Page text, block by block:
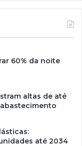
60% da noite
altas de até
até 2034